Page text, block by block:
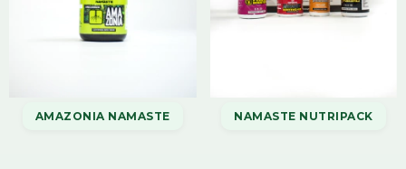
AMAZONIA NAMASTE NAMASTE NUTRIPACK